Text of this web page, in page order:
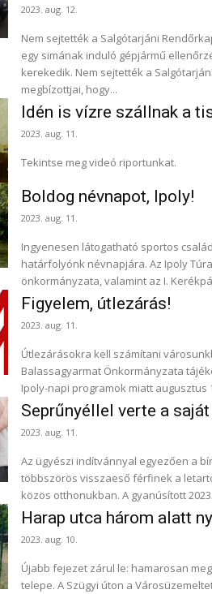
2023. aug. 12.
Nem sejtették a Salgótarjáni
egy simának induló gépjármű
kerekedik. Nem sejtették a Salgótarjáni Rendőrkapitányság körzeti
megbízottjai, hogy...
Idén is vízre szállnak a
2023. aug. 11.
Tekintse meg videó riportunkat.
Boldog névnapot, Ipoly!
2023. aug. 11.
Ingyenesen látogatható sportos
határfolyónk névnapjára. Az Ipoly Túra Egyesület, a Badiszvse, a város
önkormányzata, valamint az I.
Figyelem, útlezárás!
2023. aug. 11.
Útlezárásokra kell számítani
Balassagyarmat Önkormányzata
Ipoly-napi programok miatt augusztus
Seprűnyéllel verte a
2023. aug. 11.
Az ügyészi indítvánnyal egyezően a
többszörös visszaeső férfinek a
közös otthonukban. A
Harap utca három alatt
2023. aug. 10.
Újabb fejezet zárul le: hamarosan
telepe. A Szügyi úton a Városüzemeltetési Kft. új telephelye melletti